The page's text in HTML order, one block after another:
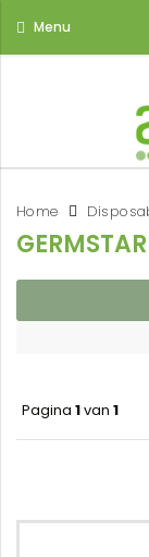
Menu
Home
Pagina 1van 1